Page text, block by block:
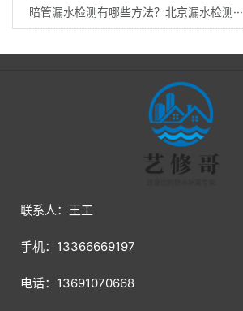
暗管漏水检测有哪些方法？北京漏水检测···
联系人：王工
手机：13366669197
电话：13691070668